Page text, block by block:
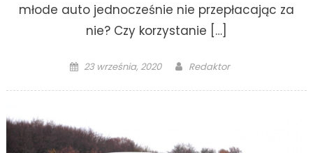
młode auto jednocześnie nie przepłacając za
nie? Czy korzystanie […]
Posted
23 września, 2020 Author
Redaktor